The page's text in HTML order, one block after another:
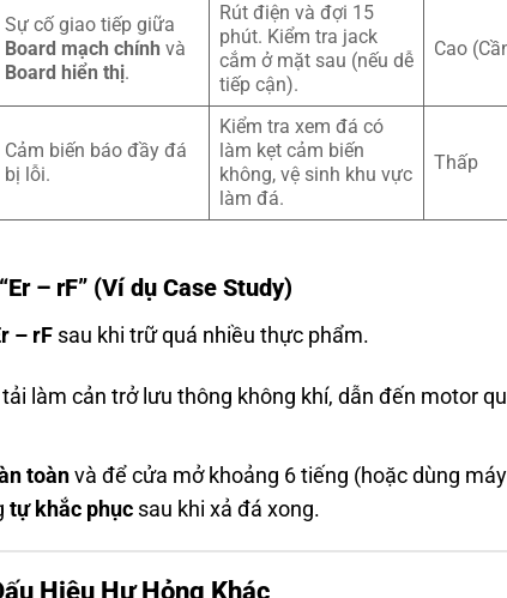
Sự cố giao tiếp giữa
Board mạch chính và
Board hiển thị.
Rút điện và đợi 15
phút. Kiểm tra jack
cắm ở mặt sau (nếu dễ
tiếp cận).
Cao
Cảm biến báo đầy đá
bị lỗi.
Kiểm tra xem đá có
làm kẹt cảm biến
không, vệ sinh khu vực
làm đá.
Thấp
– rF” (Ví dụ Case Study)
– rF sau khi trữ quá nhiều thực phẩm.
làm cản trở lưu thông không khí, dẫn đến motor
toàn và để cửa mở khoảng 6 tiếng (hoặc dùng
tự khắc phục sau khi xả đá xong.
Hiệu Hư Hỏng Khác